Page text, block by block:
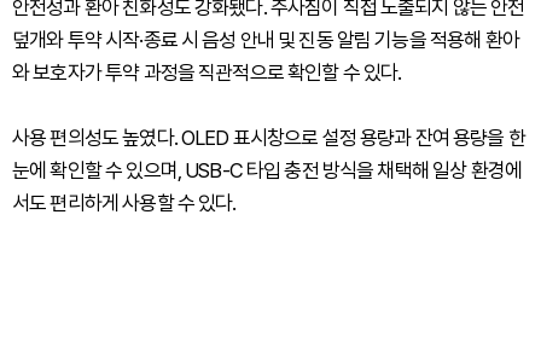
안전성과 환아 친화성도 강화됐다. 주사침이 직접 노출되지 않는 안전
덮개와 투약 시작·종료 시 음성 안내 및 진동 알림 기능을 적용해 환아
와 보호자가 투약 과정을 직관적으로 확인할 수 있다.
사용 편의성도 높였다. OLED 표시창으로 설정 용량과 잔여 용량을 한
눈에 확인할 수 있으며, USB-C 타입 충전 방식을 채택해 일상 환경에
서도 편리하게 사용할 수 있다.